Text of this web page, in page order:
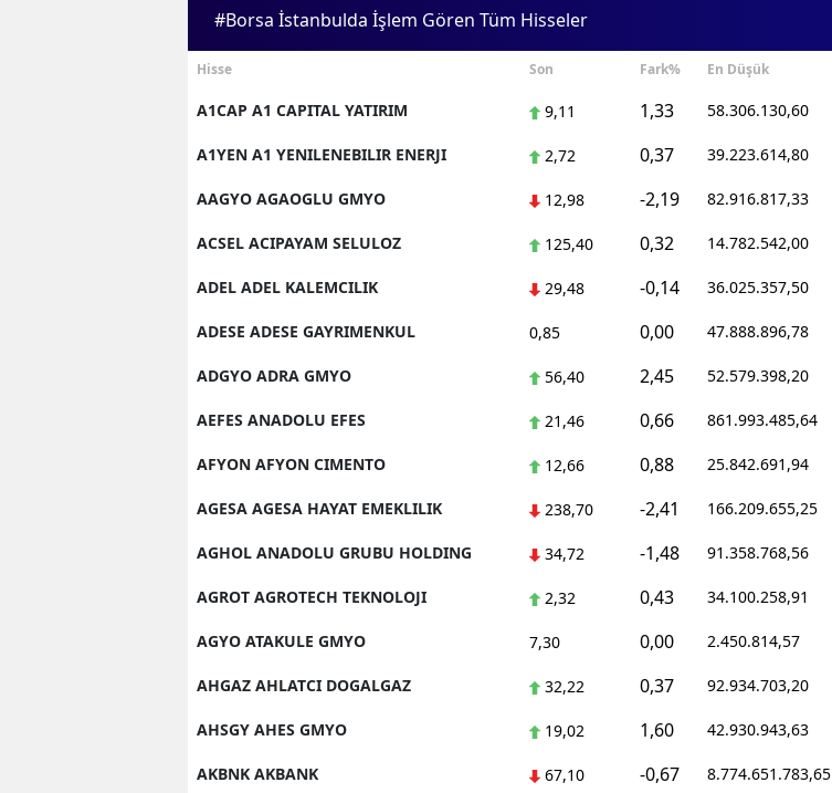
#Borsa İstanbulda İşlem Gören Tüm Hisseler
Hisse Son Fark% En Düşük
A1CAP A1 CAPITAL YATIRIM 9,11 1,33 58.306.130,60
A1YEN A1 YENILENEBILIR ENERJI 2,72 0,37 39.223.614,80
AAGYO AGAOGLU GMYO 12,98 -2,19 82.916.817,33
ACSEL ACIPAYAM SELULOZ 125,40 0,32 14.782.542,00
ADEL ADEL KALEMCILIK 29,48 -0,14 36.025.357,50
ADESE ADESE GAYRIMENKUL 0,85 0,00 47.888.896,78
ADGYO ADRA GMYO 56,40 2,45 52.579.398,20
AEFES ANADOLU EFES 21,46 0,66 861.993.485,64
AFYON AFYON CIMENTO 12,66 0,88 25.842.691,94
AGESA AGESA HAYAT EMEKLILIK 238,70 -2,41 166.209.655,25
AGHOL ANADOLU GRUBU HOLDING 34,72 -1,48 91.358.768,56
AGROT AGROTECH TEKNOLOJI 2,32 0,43 34.100.258,91
AGYO ATAKULE GMYO 7,30 0,00 2.450.814,57
AHGAZ AHLATCI DOGALGAZ 32,22 0,37 92.934.703,20
AHSGY AHES GMYO 19,02 1,60 42.930.943,63
AKBNK AKBANK 67,10 -0,67 8.774.651.783,65